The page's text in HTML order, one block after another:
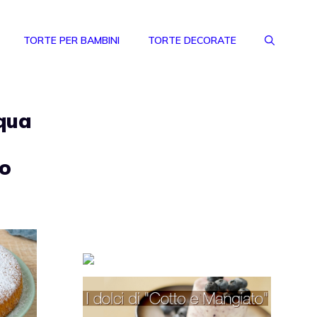
TORTE PER BAMBINI TORTE DECORATE